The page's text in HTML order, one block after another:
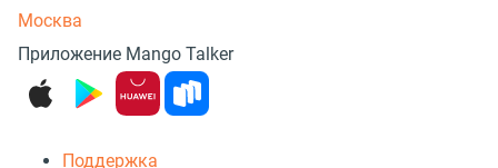
Москва
Приложение Mango Talker
Поддержка